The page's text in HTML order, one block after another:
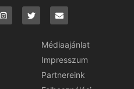
Médiaajánlat
Impresszum
Partnereink